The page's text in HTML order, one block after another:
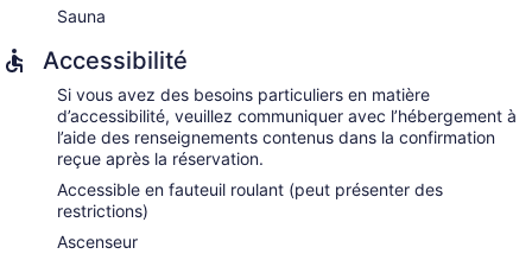
Sauna
Accessibilité
Si vous avez des besoins particuliers en matière
d’accessibilité, veuillez communiquer avec l’hébergement à
l’aide des renseignements contenus dans la confirmation
reçue après la réservation.
Accessible en fauteuil roulant (peut présenter des
restrictions)
Ascenseur